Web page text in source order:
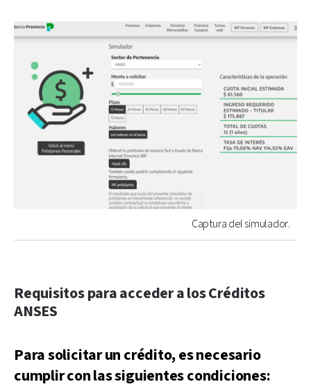
Captura del simulador.
Requisitos para acceder a los Créditos
ANSES
Para solicitar un crédito, es necesario
cumplir con las siguientes condiciones: